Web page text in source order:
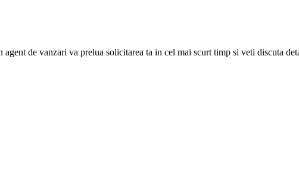
de vanzari va prelua solicitarea ta in cel mai scurt timp si veti discuta